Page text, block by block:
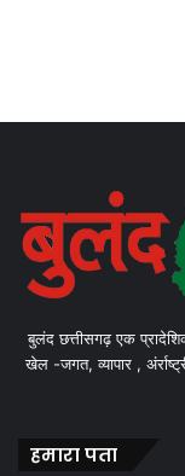
बुलंद छत्तीसगढ़ एक
खेल -जगत, व्यापार ,
हमारा पता